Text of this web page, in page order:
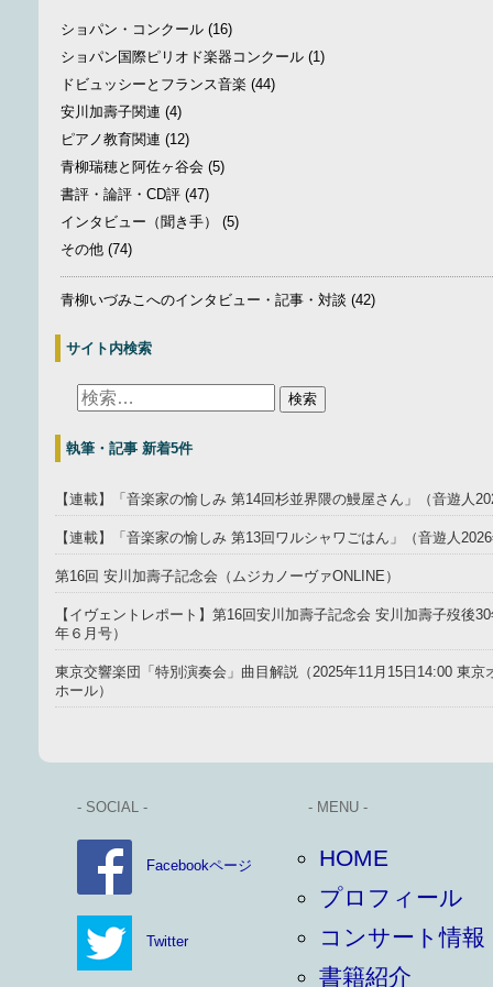
ショパン・コンクール (16)
ショパン国際ピリオド楽器コンクール (1)
ドビュッシーとフランス音楽 (44)
安川加壽子関連 (4)
ピアノ教育関連 (12)
青柳瑞穂と阿佐ヶ谷会 (5)
書評・論評・CD評 (47)
インタビュー（聞き手）
(5)
その他 (74)
青柳いづみこへのインタビュー・記事・対談 (42)
サイト内検索
執筆・記事 新着5件
【連載】「音楽家の愉しみ 第14回杉並界隈の鰻屋さん」（音遊人
【連載】「音楽家の愉しみ 第13回ワルシャワごはん」（音遊人
第16回 安川加壽子記念会（ムジカノーヴァONLINE）
【イヴェントレポート】第16回安川加壽子記念会 安川加壽子歿後
年６月号）
東京交響楽団「特別演奏会」曲目解説（2025年11月15日14:00 東京
ホール）
- SOCIAL -
Facebookページ
Twitter
- MENU -
HOME
プロフィール
コンサート情報
書籍紹介